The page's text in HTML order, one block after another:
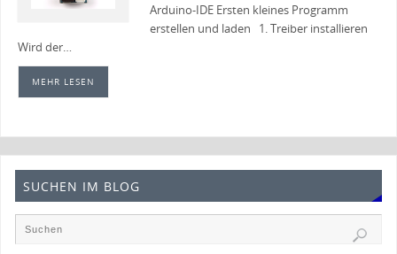
Arduino-IDE Ersten kleines Programm
erstellen und laden 1. Treiber installieren
Wird der…
MEHR LESEN
SUCHEN IM BLOG